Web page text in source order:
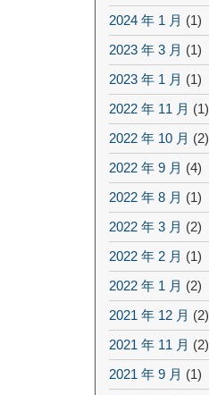
2024 年 1 月 (1)
2023 年 3 月 (1)
2023 年 1 月 (1)
2022 年 11 月 (1)
2022 年 10 月 (2)
2022 年 9 月 (4)
2022 年 8 月 (1)
2022 年 3 月 (2)
2022 年 2 月 (1)
2022 年 1 月 (2)
2021 年 12 月 (2)
2021 年 11 月 (2)
2021 年 9 月 (1)